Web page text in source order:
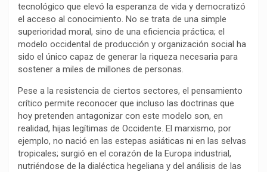
tecnológico que elevó la esperanza de vida y democratizó
el acceso al conocimiento. No se trata de una simple
superioridad moral, sino de una eficiencia práctica; el
modelo occidental de producción y organización social ha
sido el único capaz de generar la riqueza necesaria para
sostener a miles de millones de personas.
Pese a la resistencia de ciertos sectores, el pensamiento
crítico permite reconocer que incluso las doctrinas que
hoy pretenden antagonizar con este modelo son, en
realidad, hijas legítimas de Occidente. El marxismo, por
ejemplo, no nació en las estepas asiáticas ni en las selvas
tropicales; surgió en el corazón de la Europa industrial,
nutriéndose de la dialéctica hegeliana y del análisis de las